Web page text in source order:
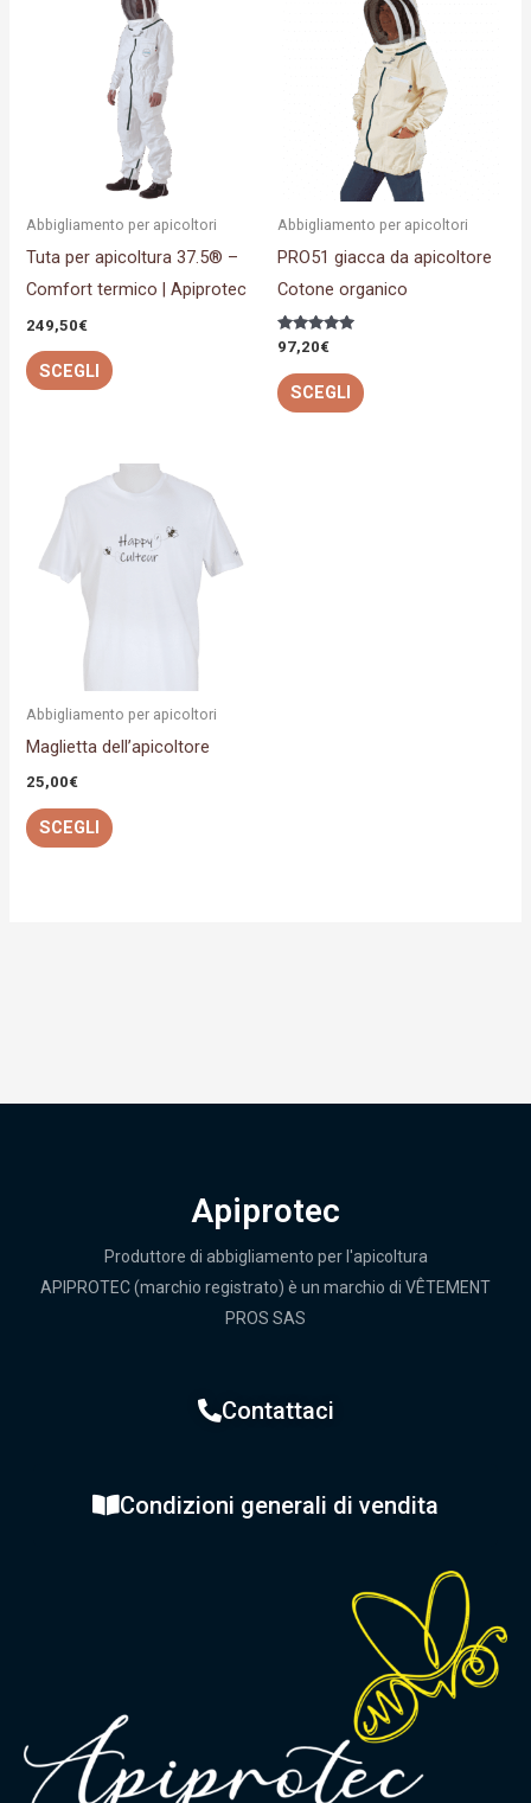
Abbigliamento per apicoltori
Tuta per apicoltura 37.5® –
Comfort termico | Apiprotec
249,50€
SCEGLI
prodotto
ha
più
varianti.
Le
opzioni
essere
scelte
del
Abbigliamento per apicoltori
PRO51 giacca da apicoltore
Cotone organico
Valutato
5.00
su 5
97,20€
SCEGLI
prodotto
ha
più
varianti.
Le
opzioni
essere
scelte
prodotto
Abbigliamento per apicoltori
Maglietta dell’apicoltore
25,00€
SCEGLI
Questo
ha
pagina
Apiprotec
Produttore di abbigliamento per l'apicoltura
APIPROTEC (marchio registrato) è un marchio di VÊTEMENT
PROS SAS
Contattaci
Condizioni generali di vendita